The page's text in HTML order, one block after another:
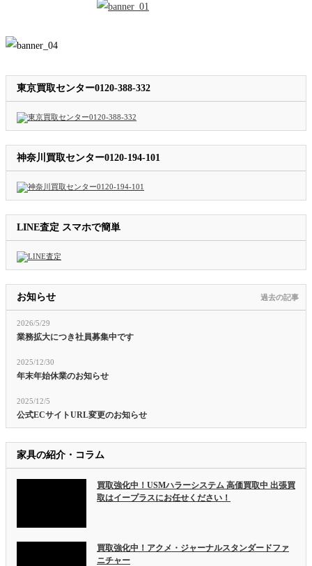
東京買取センター0120-388-332
神奈川買取センター0120-194-101
LINE査定 スマホで簡単
お知らせ
2026/5/29
業務拡大につき社員募集中です
2025/12/30
年末年始休業のお知らせ
2025/12/5
公式ECサイトURL変更のお知らせ
過去の記事
家具の紹介・コラム
買取強化中！USMハラーシステム 高価買取中 出張買
取はイープラスにお任せください！
買取強化中！アクメ・ジャーナルスタンダードファ
ニチャー